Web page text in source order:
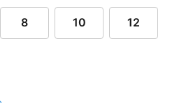
8 10 12